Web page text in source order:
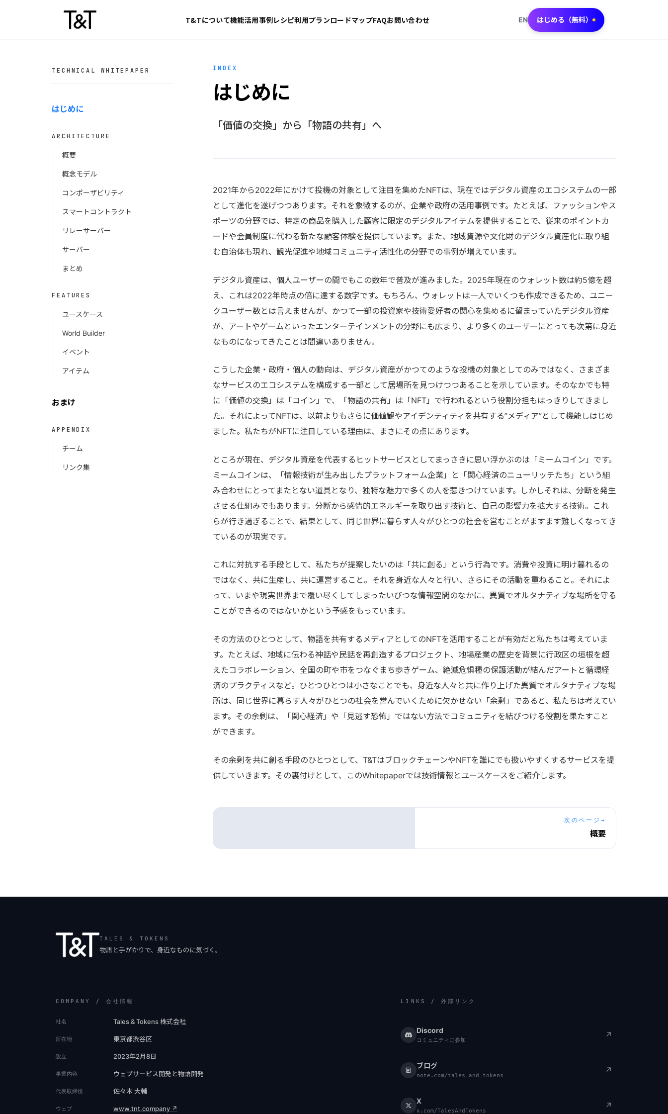
T&Tについて機能活用事例レシピ利用プランロードマップFAQお問い合わせ EN はじめる（無料）
TECHNICAL WHITEPAPER
はじめに
ARCHITECTURE
概要
概念モデル
コンポーザビリティ
スマートコントラクト
リレーサーバー
サーバー
まとめ
FEATURES
ユースケース
World Builder
イベント
アイテム
おまけ
APPENDIX
チーム
リンク集
INDEX
はじめに
「価値の交換」から「物語の共有」へ
2021年から2022年にかけて投機の対象として注目を集めたNFTは、現在ではデジタル資産のエコシステムの一部
として進化を遂げつつあります。それを象徴するのが、企業や政府の活用事例です。たとえば、ファッションやス
ポーツの分野では、特定の商品を購入した顧客に限定のデジタルアイテムを提供することで、従来のポイントカ
ードや会員制度に代わる新たな顧客体験を提供しています。また、地域資源や文化財のデジタル資産化に取り組
む自治体も現れ、観光促進や地域コミュニティ活性化の分野での事例が増えています。
デジタル資産は、個人ユーザーの間でもこの数年で普及が進みました。2025年現在のウォレット数は約5億を超
え、これは2022年時点の倍に達する数字です。もちろん、ウォレットは一人でいくつも作成できるため、ユニー
クユーザー数とは言えませんが、かつて一部の投資家や技術愛好者の関心を集めるに留まっていたデジタル資産
が、アートやゲームといったエンターテインメントの分野にも広まり、より多くのユーザーにとっても次第に身近
なものになってきたことは間違いありません。
こうした企業・政府・個人の動向は、デジタル資産がかつてのような投機の対象としてのみではなく、さまざま
なサービスのエコシステムを構成する一部として居場所を見つけつつあることを示しています。そのなかでも特
に「価値の交換」は「コイン」で、「物語の共有」は「NFT」で行われるという役割分担もはっきりしてきまし
た。それによってNFTは、以前よりもさらに価値観やアイデンティティを共有する”メディア”として機能しはじめ
ました。私たちがNFTに注目している理由は、まさにその点にあります。
ところが現在、デジタル資産を代表するヒットサービスとしてまっさきに思い浮かぶのは「ミームコイン」です。
ミームコインは、「情報技術が生み出したプラットフォーム企業」と「関心経済のニューリッチたち」という組
み合わせにとってまたとない道具となり、独特な魅力で多くの人を惹きつけています。しかしそれは、分断を発生
させる仕組みでもあります。分断から感情的エネルギーを取り出す技術と、自己の影響力を拡大する技術。これ
らが行き過ぎることで、結果として、同じ世界に暮らす人々がひとつの社会を営むことがますます難しくなってき
ているのが現実です。
これに対抗する手段として、私たちが提案したいのは「共に創る」という行為です。消費や投資に明け暮れるの
ではなく、共に生産し、共に運営すること。それを身近な人々と行い、さらにその活動を重ねること。それによ
って、いまや現実世界まで覆い尽くしてしまったいびつな情報空間のなかに、異質でオルタナティブな場所を守る
ことができるのではないかという予感をもっています。
その方法のひとつとして、物語を共有するメディアとしてのNFTを活用することが有効だと私たちは考えていま
す。たとえば、地域に伝わる神話や民話を再創造するプロジェクト、地場産業の歴史を背景に行政区の垣根を超
えたコラボレーション、全国の町や市をつなぐまち歩きゲーム、絶滅危惧種の保護活動が結んだアートと循環経
済のプラクティスなど。ひとつひとつは小さなことでも、身近な人々と共に作り上げた異質でオルタナティブな場
所は、同じ世界に暮らす人々がひとつの社会を営んでいくために欠かせない「余剰」であると、私たちは考えてい
ます。その余剰は、「関心経済」や「見逃す恐怖」ではない方法でコミュニティを結びつける役割を果たすこと
ができます。
その余剰を共に創る手段のひとつとして、T&TはブロックチェーンやNFTを誰にでも扱いやすくするサービスを提
供していきます。その裏付けとして、このWhitepaperでは技術情報とユースケースをご紹介します。
次のページ→
概要
TALES & TOKENS
物語と手がかりで、身近なものに気づく。
COMPANY / 会社情報
社名 Tales & Tokens 株式会社
所在地 東京都渋谷区
設立 2023年2月8日
事業内容 ウェブサービス開発と物語開発
代表取締役 佐々木 大輔
ウェブ www.tnt.company ↗
LINKS / 外部リンク
Discord
コミュニティに参加
↗
ブログ
note.com/tales_and_tokens
↗
X
x.com/TalesAndTokens
↗